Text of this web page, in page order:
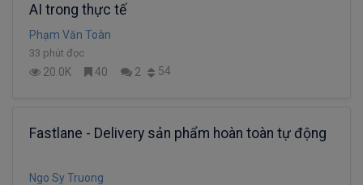
AI trong thực tế
Phạm Văn Toàn
33 phút đọc
20.0K 40 2 54
Fastlane - Delivery sản phẩm hoàn toàn tự động
Ngo Sy Truong